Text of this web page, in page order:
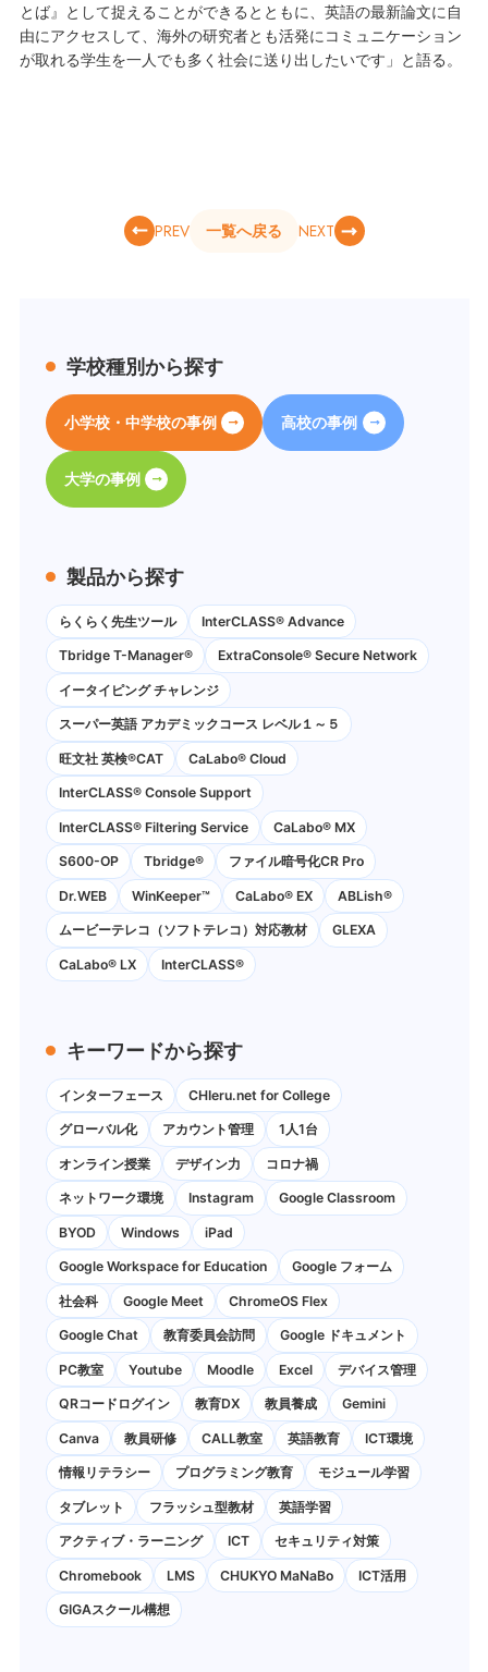
とば』として捉えることができるとともに、英語の最新論文に自
由にアクセスして、海外の研究者とも活発にコミュニケーション
が取れる学生を一人でも多く社会に送り出したいです」と語る。
PREV 一覧へ戻る NEXT
学校種別から探す
小学校・中学校の事例 高校の事例
大学の事例
製品から探す
らくらく先生ツール InterCLASS® Advance
Tbridge T-Manager® ExtraConsole® Secure Network
イータイピング チャレンジ
スーパー英語 アカデミックコース レベル１～５
旺文社 英検®CAT CaLabo®︎ Cloud
InterCLASS®︎ Console Support
InterCLASS®︎ Filtering Service CaLabo® MX
S600-OP Tbridge® ファイル暗号化CR Pro
Dr.WEB WinKeeper™ CaLabo® EX ABLish®
ムービーテレコ（ソフトテレコ）対応教材 GLEXA
CaLabo® LX InterCLASS®
キーワードから探す
インターフェース CHIeru.net for College
グローバル化 アカウント管理 1人1台
オンライン授業 デザイン力 コロナ禍
ネットワーク環境 Instagram Google Classroom
BYOD Windows iPad
Google Workspace for Education Google フォーム
社会科 Google Meet ChromeOS Flex
Google Chat 教育委員会訪問 Google ドキュメント
PC教室 Youtube Moodle Excel デバイス管理
QRコードログイン 教育DX 教員養成 Gemini
Canva 教員研修 CALL教室 英語教育 ICT環境
情報リテラシー プログラミング教育 モジュール学習
タブレット フラッシュ型教材 英語学習
アクティブ・ラーニング ICT セキュリティ対策
Chromebook LMS CHUKYO MaNaBo ICT活用
GIGAスクール構想